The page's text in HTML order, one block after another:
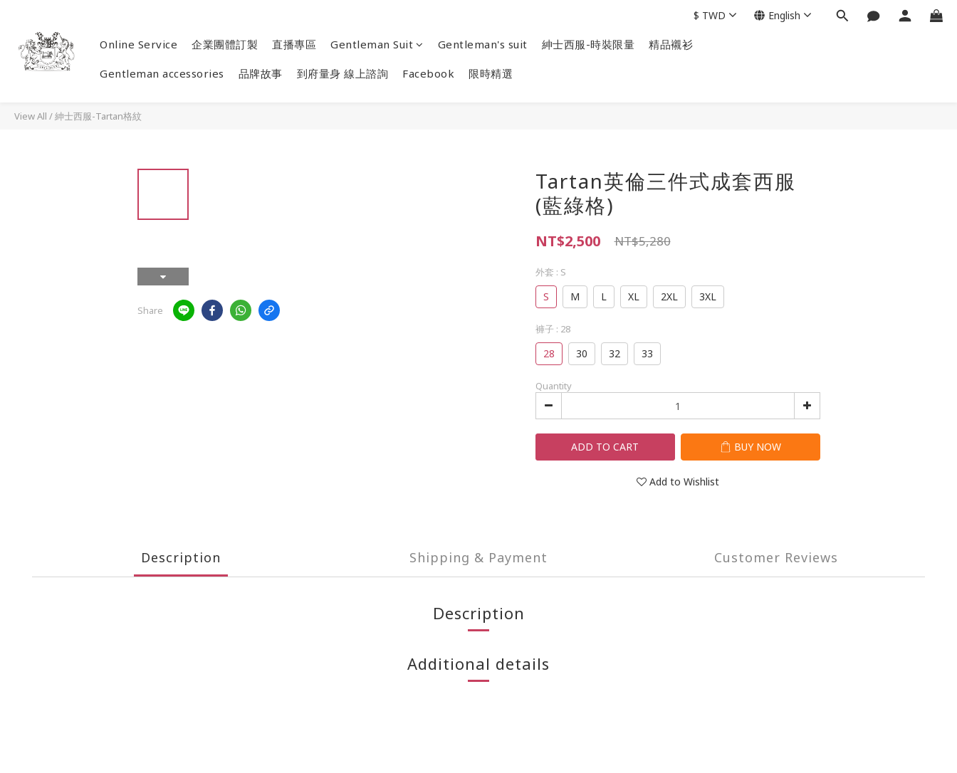
Online Service 企業團體訂製 直播專區 Gentleman Suit Gentleman's suit 紳士西服-時裝限量 精品襯衫
Gentleman accessories 品牌故事 到府量身 線上諮詢 Facebook 限時精選
$ TWD English
View All /紳士西服-Tartan格紋
Share
Tartan英倫三件式成套西服
(藍綠格)
NT$2,500 NT$5,280
外套 : S
S M L XL 2XL 3XL
褲子 : 28
28 30 32 33
Quantity
ADD TO CART BUY NOW
Add to Wishlist
Description Shipping & Payment Customer Reviews
Description
Additional details